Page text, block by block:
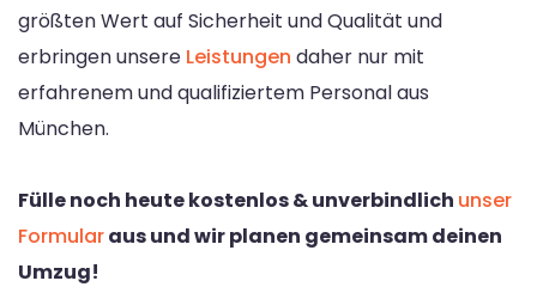
größten Wert auf Sicherheit und Qualität und
erbringen unsere Leistungen daher nur mit
erfahrenem und qualifiziertem Personal aus
München.
Fülle noch heute kostenlos & unverbindlich unser
Formularaus und wir planen gemeinsam deinen
Umzug!